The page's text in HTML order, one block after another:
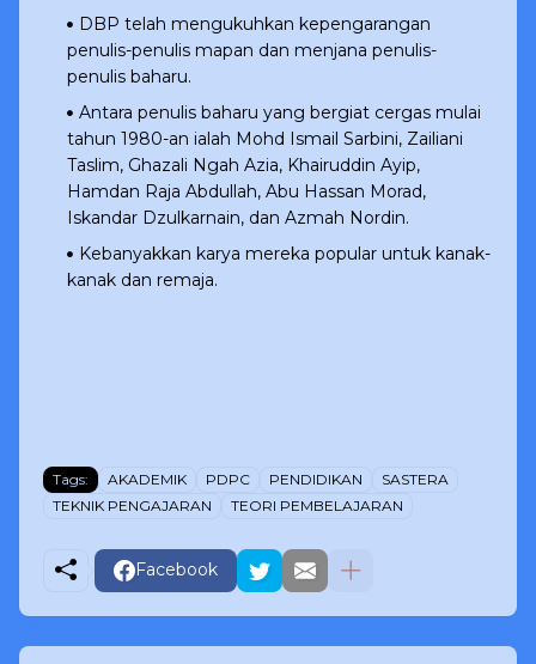
DBP telah mengukuhkan kepengarangan
penulis-penulis mapan dan menjana penulis-
penulis baharu.
Antara penulis baharu yang bergiat cergas mulai
tahun 1980-an ialah Mohd Ismail Sarbini, Zailiani
Taslim, Ghazali Ngah Azia, Khairuddin Ayip,
Hamdan Raja Abdullah, Abu Hassan Morad,
Iskandar Dzulkarnain, dan Azmah Nordin.
Kebanyakkan karya mereka popular untuk kanak-
kanak dan remaja.
Tags: AKADEMIK PDPC PENDIDIKAN
SASTERA
TEKNIK PENGAJARAN
TEORI PEMBELAJARAN
Facebook